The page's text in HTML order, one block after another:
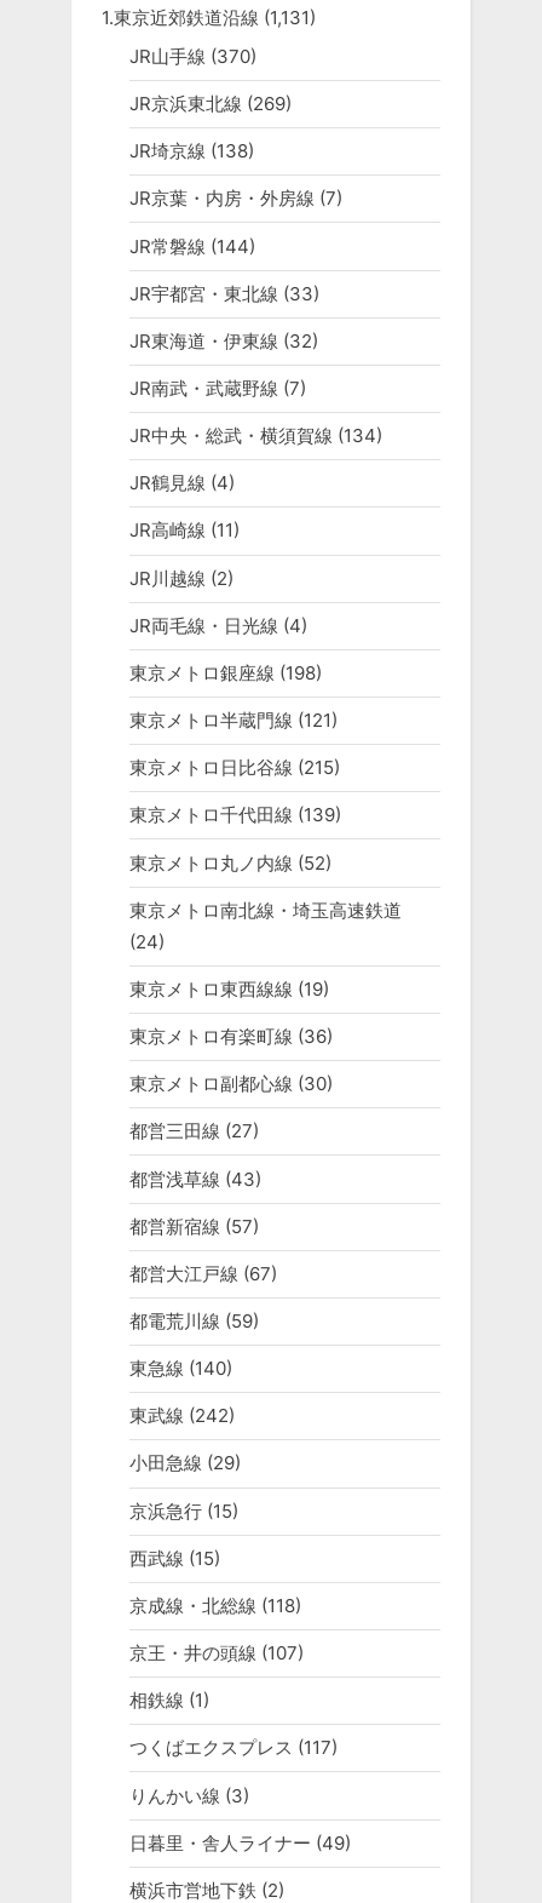
1.東京近郊鉄道沿線 (1,131)
JR山手線 (370)
JR京浜東北線 (269)
JR埼京線 (138)
JR京葉・内房・外房線 (7)
JR常磐線 (144)
JR宇都宮・東北線 (33)
JR東海道・伊東線 (32)
JR南武・武蔵野線 (7)
JR中央・総武・横須賀線 (134)
JR鶴見線 (4)
JR高崎線 (11)
JR川越線 (2)
JR両毛線・日光線 (4)
東京メトロ銀座線 (198)
東京メトロ半蔵門線 (121)
東京メトロ日比谷線 (215)
東京メトロ千代田線 (139)
東京メトロ丸ノ内線 (52)
東京メトロ南北線・埼玉高速鉄道
(24)
東京メトロ東西線線 (19)
東京メトロ有楽町線 (36)
東京メトロ副都心線 (30)
都営三田線 (27)
都営浅草線 (43)
都営新宿線 (57)
都営大江戸線 (67)
都電荒川線 (59)
東急線 (140)
東武線 (242)
小田急線 (29)
京浜急行(15)
西武線 (15)
京成線・北総線 (118)
京王・井の頭線 (107)
相鉄線 (1)
つくばエクスプレス (117)
りんかい線 (3)
日暮里・舎人ライナー (49)
横浜市営地下鉄 (2)